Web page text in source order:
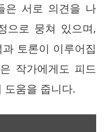
은 서로 의견을 나
으로 뭉쳐 있으며,
토론이 이루어집
작가에게도 피드
도움을 줍니다.